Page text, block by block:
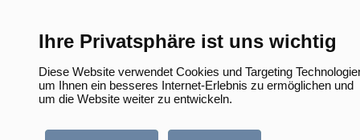
Ihre Privatsphäre ist uns wichtig
Diese Website verwendet Cookies und Targeting
um Ihnen ein besseres Internet-Erlebnis zu ermöglichen und
um die Website weiter zu entwickeln.